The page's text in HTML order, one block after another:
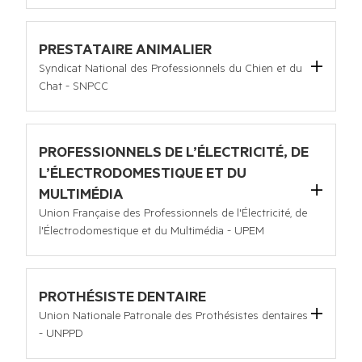
REGNAT
Tel :01 45 83 33 52
Email :
prestanimalia-ffata@orange.fr
Site internet :
PRÉSIDENTE
Laurence GEORGEL
PRESTATAIRE ANIMALIER
Syndicat National des Professionnels du Chien et du
Chat - SNPCC
Tel :08 92 68 13 41
Email :snpcc-accueil@contact-snpcc.com
Site internet :
PRÉSIDENTE
Anne-Marie LE ROUEIL
PROFESSIONNELS DE L’ÉLECTRICITÉ, DE
L’ÉLECTRODOMESTIQUE ET DU
MULTIMÉDIA
Union Française des Professionnels de l'Électricité, de
l'Électrodomestique et du Multimédia - UPEM
Tel :03 89 36 30 00
Email :upem@upem.fr
www.upem.fr
PRÉSIDENT
Vito COLICCHIO
PROTHÉSISTE DENTAIRE
Union Nationale Patronale des Prothésistes dentaires
- UNPPD